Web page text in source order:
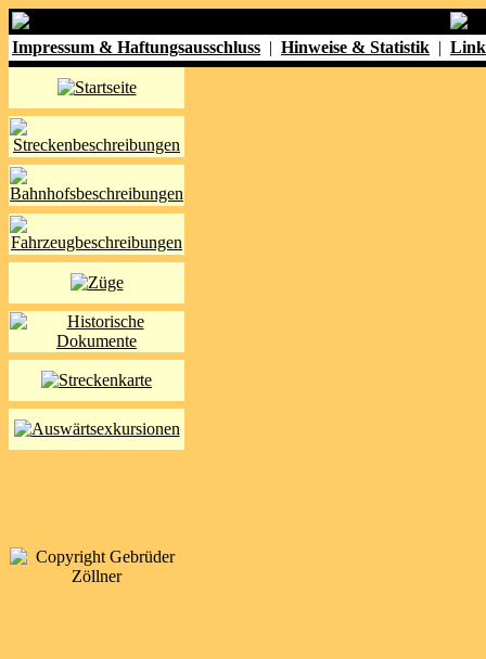
Impressum & Haftungsausschluss | Hinweise & Statistik |